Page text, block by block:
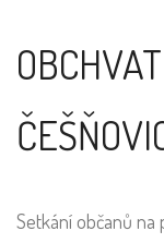
Setkání občanů na